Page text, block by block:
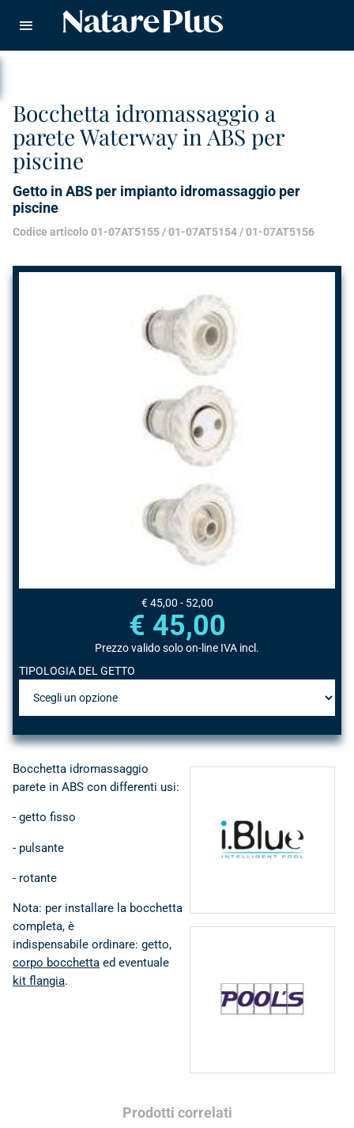
Bocchetta idromassaggio a
parete Waterway in ABS per
piscine
Getto in ABS per impianto idromassaggio per
piscine
Codice articolo 01-07AT5155 / 01-07AT5154 / 01-07AT5156
€ 45,00 - 52,00
€ 45,00
Prezzo valido solo on-line IVA incl.
TIPOLOGIA DEL GETTO
I BLUE • componenti,
accessori e
rivestimenti per piscine
componenti, accessori
e ricambi per ogni
Bocchetta idromassaggio
parete in ABS con differenti usi:
- getto fisso
- pulsante
- rotante
Nota: per installare la bocchetta
completa, è
indispensabile ordinare: getto,
corpo bocchetta ed eventuale
kit flangia.
Prodotti correlati